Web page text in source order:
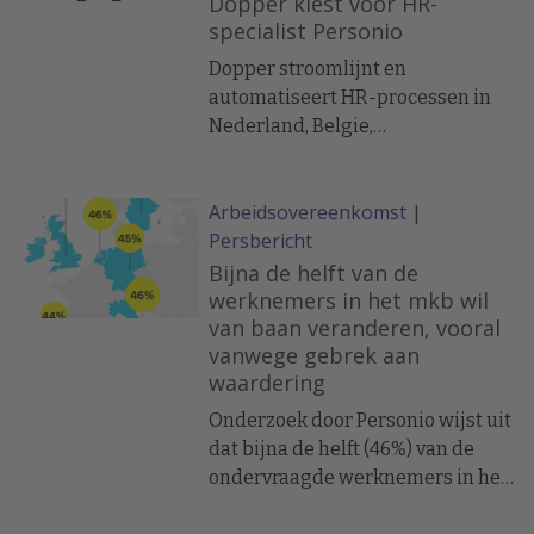
Amsterdam.
de lancering van Marketplace
gebruikt al 70% van de klanten
van Personio de apps en API's van
het bedrijf om duizenden uren
aan handwerk te besparen en om
verbeteren, zoals
salarisadministratie,
meten van de
werknemerstevredenheid.
specialist Personio
Dopper stroomlijnt en
automatiseert HR-processen in
Nederland, Belgie,
Arbeidsovereenkomst |
Persbericht
Bijna de helft van de
werknemers in het mkb wil
van baan veranderen, vooral
vanwege gebrek aan
waardering
Onderzoek door Personio wijst uit
dat bijna de helft (46%) van de
ondervraagde werknemers in het